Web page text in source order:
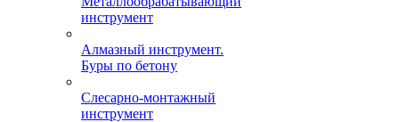
инструмент
Алмазный инструмент.
Буры по бетону
Слесарно-монтажный
инструмент